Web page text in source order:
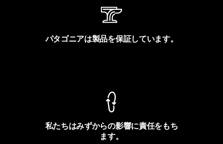
パタゴニアは製品を保証しています。
私たちはみずからの影響に責任をもち
ます。